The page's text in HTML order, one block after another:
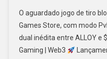
Engines
Of
Fury
É
O aguardado jogo de tiro
Games Store, com modo
dual inédita entre ALLOY e
Gaming | Web3